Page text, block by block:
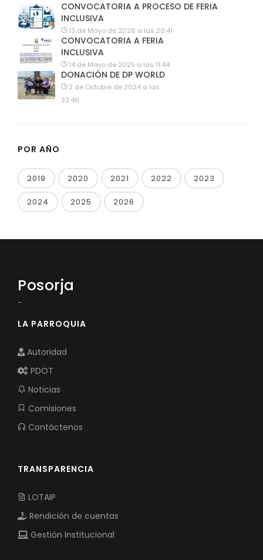
CONVOCATORIA A PROCESO DE FERIA
INCLUSIVA
13 de Mayo de 2026 a las 20:41
CONVOCATORIA A FERIA
INCLUSIVA
14 de Mayo de 2025 a las 11:44
DONACIÓN DE DP WORLD
2 de Octubre de 2024 a las
22:46
POR AÑO
2019 2020 2021 2022 2023
2024 2025 2026
Posorja
-
LA PARROQUIA
Autoridad
PDOT
Noticias
Comisiones
Contáctenos
TRANSPARENCIA
LOTAIP
Rendición de cuentas
Gestión Institucional